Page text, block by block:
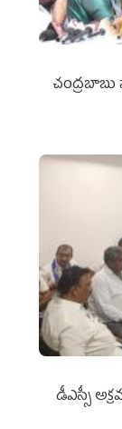
డీఎస్సీ